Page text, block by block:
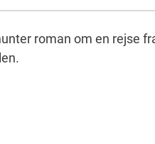
roman om en rejse